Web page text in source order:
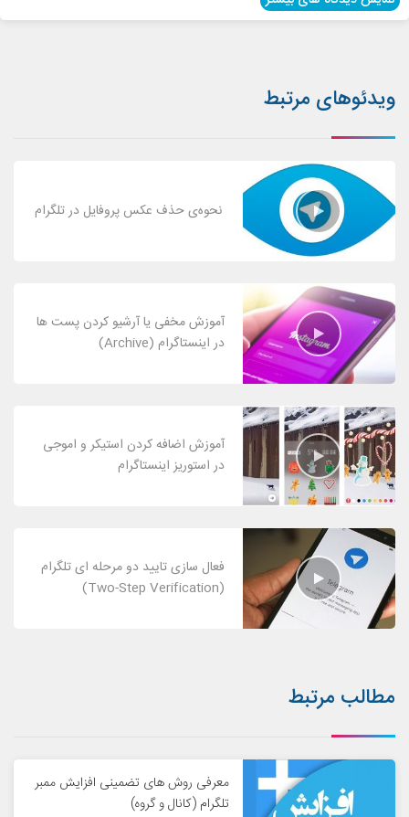
ویدئوهای مرتبط
نحوه‌ی حذف عکس پروفایل در تلگرام
آموزش مخفی یا آرشیو کردن پست ها
در اینستاگرام (Archive)
آموزش اضافه کردن استیکر و اموجی
در استوریز اینستاگرام
فعال سازی تایید دو مرحله ای تلگرام
(Two-Step Verification)
مطالب مرتبط
معرفی روش های تضمینی افزایش ممبر
تلگرام (کانال و گروه)